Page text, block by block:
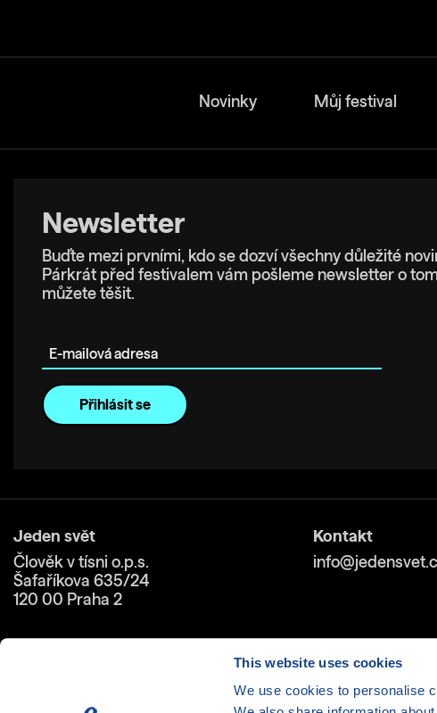
This website uses cookies
We use cookies to personalise
Novinky Můj festival
Newsletter
Buďte mezi prvními, kdo se dozví všechny důležité
Párkrát před festivalem vám pošleme newsletter o
můžete těšit.
Jeden svět
Člověk v tísni o.p.s.
Šafaříkova 635/24
120 00 Praha 2
Kontakt